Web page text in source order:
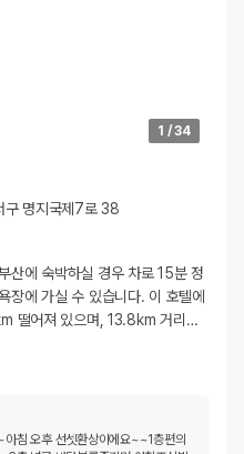
1 /34
구 명지국제7로 38
산에 숙박하실 경우 차로 15분 정
장에 가실 수 있습니다. 이 호텔에
떨어져 있으며, 13.8km 거리 …
침 오후 선셋환상이에요~~1층편의